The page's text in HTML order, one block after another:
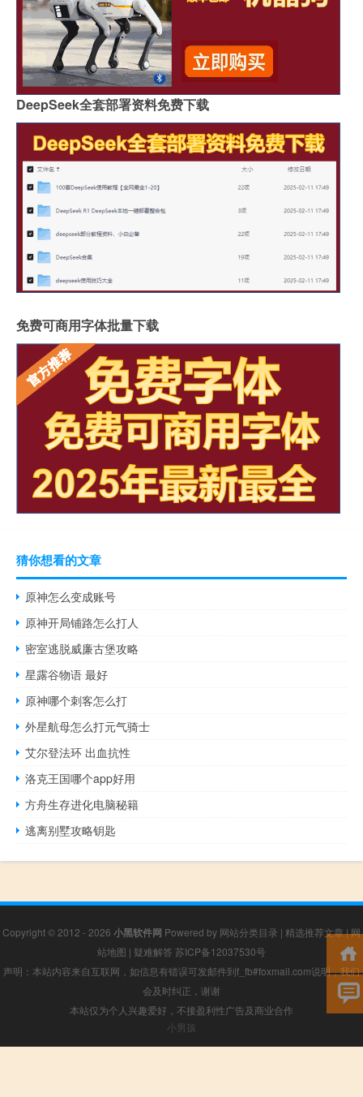
DeepSeek全套部署资料免费下载
免费可商用字体批量下载
猜你想看的文章
原神怎么变成账号
原神开局铺路怎么打人
密室逃脱威廉古堡攻略
星露谷物语 最好
原神哪个刺客怎么打
外星航母怎么打元气骑士
艾尔登法环 出血抗性
洛克王国哪个app好用
方舟生存进化电脑秘籍
逃离别墅攻略钥匙
Copyright © 2012 - 2026 小黑软件网 Powered by 网站分类目录 | 精选推荐文章|网
站地图 | 疑难解答 苏ICP备12037530号
声明：本站内容来自互联网，如信息有错误可发邮件到f_fb#foxmail.com说明，我们
会及时纠正，谢谢
本站仅为个人兴趣爱好，不接盈利性广告及商业合作
小男孩